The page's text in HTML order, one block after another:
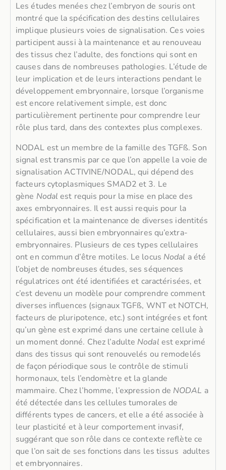
Les études menées chez l’embryon de souris ont
montré que la spécification des destins cellulaires
implique plusieurs voies de signalisation. Ces voies
participent aussi à la maintenance et au renouveau
des tissus chez l’adulte, des fonctions qui sont en
causes dans de nombreuses pathologies. L’étude de
leur implication et de leurs interactions pendant le
développement embryonnaire, lorsque l’organisme
est encore relativement simple, est donc
particulièrement pertinente pour comprendre leur
rôle plus tard, dans des contextes plus complexes.
NODAL est un membre de la famille des TGFß. Son
signal est transmis par ce que l’on appelle la voie de
signalisation ACTIVINE/NODAL, qui dépend des
facteurs cytoplasmiques SMAD2 et 3. Le
gène Nodalest requis pour la mise en place des
axes embryonnaires. Il est aussi requis pour la
spécification et la maintenance de diverses identités
cellulaires, aussi bien embryonnaires qu’extra-
embryonnaires. Plusieurs de ces types cellulaires
ont en commun d’être motiles. Le locus Nodal a été
l’objet de nombreuses études, ses séquences
régulatrices ont été identifiées et caractérisées, et
c’est devenu un modèle pour comprendre comment
diverses influences (signaux TGFß, WNT et NOTCH,
facteurs de pluripotence, etc.) sont intégrées et font
qu’un gène est exprimé dans une certaine cellule à
un moment donné. Chez l’adulte Nodal est exprimé
dans des tissus qui sont renouvelés ou remodelés
de façon périodique sous le contrôle de stimuli
hormonaux, tels l’endomètre et la glande
mammaire. Chez l’homme, l’expression de NODAL a
été détectée dans les cellules tumorales de
différents types de cancers, et elle a été associée à
leur plasticité et à leur comportement invasif,
suggérant que son rôle dans ce contexte reflète ce
que l’on sait de ses fonctions dans les tissus adultes
et embryonnaires.